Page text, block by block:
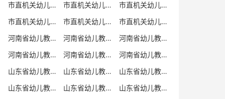
市直机关幼儿教师招聘
市直机关幼儿教师考试
市直机关幼儿教师招聘考试真题
市直机关幼儿教师招聘考试真题卷
市直机关幼儿教师编制考试真题卷
市直机关幼儿教师编制考试真题
河南省幼儿教师招聘
河南省幼儿教师考试
河南省幼儿教师招聘考试真题
河南省幼儿教师招聘考试真题卷
河南省幼儿教师编制考试真题
河南省幼儿教师编制考试真题卷
山东省幼儿教师招聘
山东省幼儿教师考试
山东省幼儿教师招聘考试真题
山东省幼儿教师招聘考试真题卷
山东省幼儿教师编制考试真题
山东省幼儿教师编制考试真题卷